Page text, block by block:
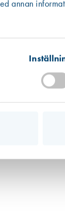
annan
i
som
ursprung
Slut i